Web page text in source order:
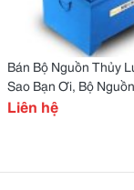
Bán Bộ Nguồn Thủy
Sao Bạn Ơi, Bộ
Hàng Hóa, Bộ Nguồn
Liên hệ